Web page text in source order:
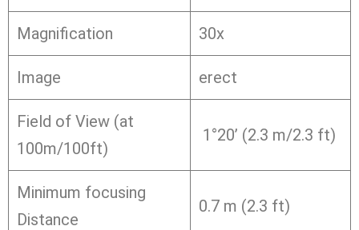
Magnification 30x
Image erect
Field of View (at
100m/100ft)
1°20’ (2.3 m/2.3 ft)
Minimum focusing
Distance
0.7 m (2.3 ft)